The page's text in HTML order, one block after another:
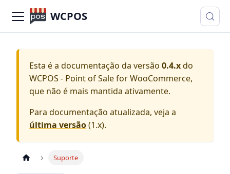
WCPOS
Esta é a documentação da versão 0.4.xdo
WCPOS - Point of Sale for WooCommerce,
que não é mais mantida ativamente.
Para documentação atualizada, veja a
última versão(1.x).
Suporte